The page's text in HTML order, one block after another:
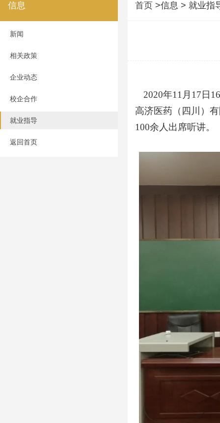
信息
新闻
相关政策
企业动态
校企合作
就业指导
返回首页
首页 >信息 > 就业指
2020年11月17日
高济医药（四川）
100余人出席听讲。